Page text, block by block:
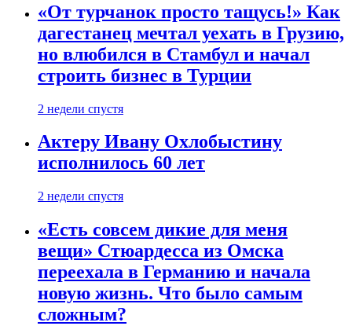
«От турчанок просто тащусь!» Как
дагестанец мечтал уехать в Грузию,
но влюбился в Стамбул и начал
строить бизнес в Турции
2 недели спустя
Актеру Ивану Охлобыстину
исполнилось 60 лет
2 недели спустя
«Есть совсем дикие для меня
вещи» Стюардесса из Омска
переехала в Германию и начала
новую жизнь. Что было самым
сложным?